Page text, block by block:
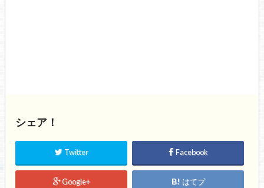
シェア！
Twitter Facebook
Google+ はてブ